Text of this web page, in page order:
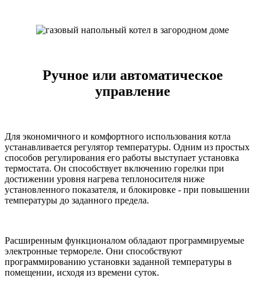
Ручное или автоматическое
управление
Для экономичного и комфортного использования котла
устанавливается регулятор температуры. Одним из простых
способов регулирования его работы выступает установка
термостата. Он способствует включению горелки при
достижении уровня нагрева теплоносителя ниже
установленного показателя, и блокировке - при повышении
температуры до заданного предела.
Расширенным функционалом обладают программируемые
электронные термореле. Они способствуют
программированию установки заданной температуры в
помещении, исходя из времени суток.